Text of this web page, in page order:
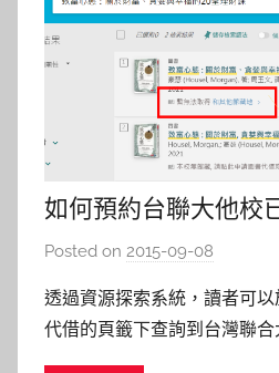
如何預約台聯大他校
書？
Posted on 2015-09-08
s
h
透過資源探索系統，讀者可
代借的頁籤下查詢到台灣聯